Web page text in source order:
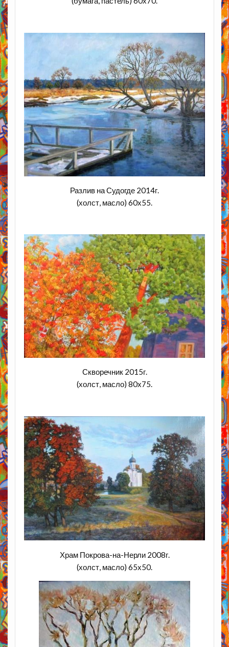
Разлив на Судогде 2014г.
(холст, масло) 60х55.
Скворечник 2015г.
(холст, масло) 80х75.
Храм Покрова-на-Нерли 2008г.
(холст, масло) 65х50.